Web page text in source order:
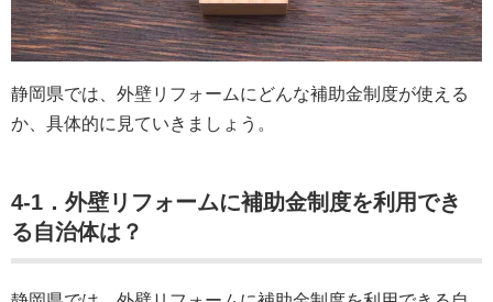
静岡県では、外壁リフォームにどんな補助金制度が使える
か、具体的に見ていきましょう。
4-1．外壁リフォームに補助金制度を利用でき
る自治体は？